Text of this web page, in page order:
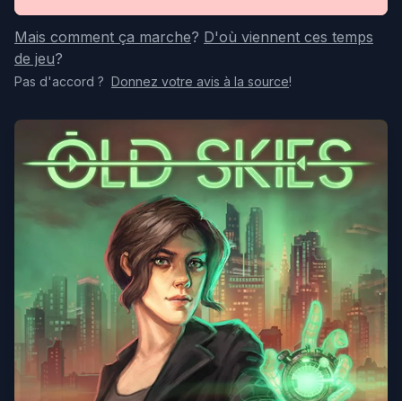
Mais comment ça marche? D'où viennent ces temps
de jeu?
Pas d'accord ? Donnez votre avis à la source!